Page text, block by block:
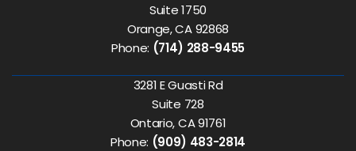
Suite 1750
Orange, CA 92868
Phone: (714) 288-9455
3281 E Guasti Rd
Suite 728
Ontario, CA 91761
Phone: (909) 483-2814